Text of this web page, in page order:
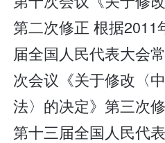
第二次修正 根据2011
届全国人民代表大会
次会议《关于修改〈
法〉的决定》第三次
第十三届全国人民代